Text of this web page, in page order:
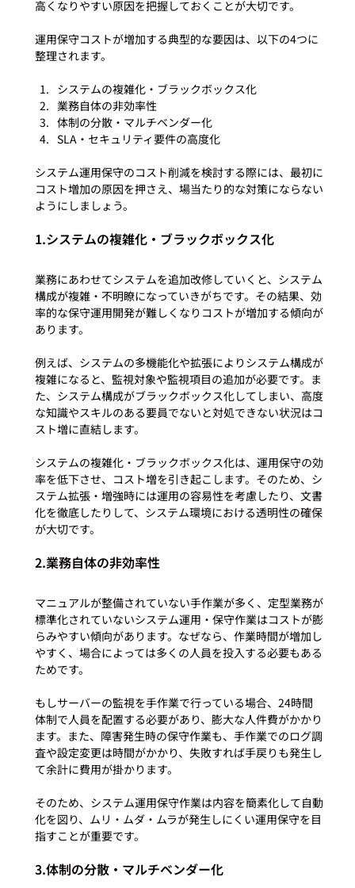
高くなりやすい原因を把握しておくことが大切です。
運用保守コストが増加する典型的な要因は、以下の4つに
システムの複雑化・ブラックボックス化
業務自体の非効率性
体制の分散・マルチベンダー化
SLA・セキュリティ要件の高度化
システム運用保守のコスト削減を検討する際には、最初に
コスト増加の原因を押さえ、場当たり的な対策にならない
1.システムの複雑化・ブラックボックス化
業務にあわせてシステムを追加改修していくと、システム
構成が複雑・不明瞭になっていきがちです。その結果、効
率的な保守運用開発が難しくなりコストが増加する傾向が
あります。
例えば、システムの多機能化や拡張によりシステム構成が
複雑になると、監視対象や監視項目の追加が必要です。ま
た、システム構成がブラックボックス化してしまい、高度
な知識やスキルのある要員でないと対処できない状況はコ
スト増に直結します。
システムの複雑化・ブラックボックス化は、運用保守の効
率を低下させ、コスト増を引き起こします。そのため、シ
ステム拡張・増強時には運用の容易性を考慮したり、文書
化を徹底したりして、システム環境における透明性の確保
2.業務自体の非効率性
マニュアルが整備されていない手作業が多く、定型業務が
標準化されていないシステム運用・保守作業はコストが膨
らみやすい傾向があります。なぜなら、作業時間が増加し
やすく、場合によっては多くの人員を投入する必要もある
ためです。
もしサーバーの監視を手作業で行っている場合、24時間
体制で人員を配置する必要があり、膨大な人件費がかかり
ます。また、障害発生時の保守作業も、手作業でのログ調
査や設定変更は時間がかかり、失敗すれば手戻りも発生し
て余計に費用が掛かります。
そのため、システム運用保守作業は内容を簡素化して自動
化を図り、ムリ・ムダ・ムラが発生しにくい運用保守を目
3.体制の分散・マルチベンダー化